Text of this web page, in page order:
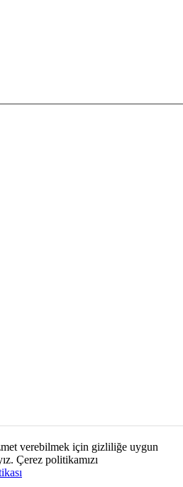
verebilmek için gizliliğe uygun
Çerez politikamızı